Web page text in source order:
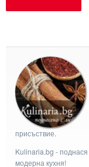
присъствие.
Kulinaria.bg -
модерна кухня!